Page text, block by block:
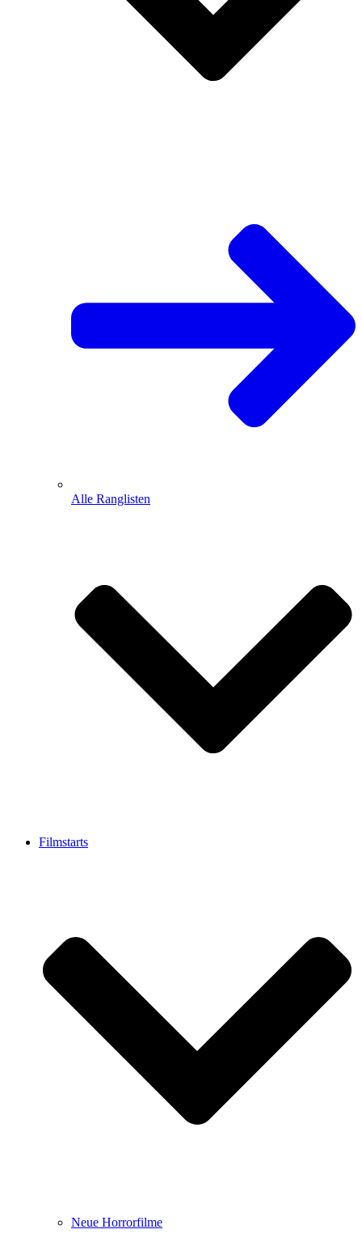
Alle Ranglisten
Filmstarts
Neue Horrorfilme